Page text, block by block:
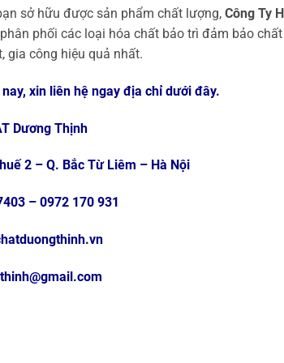
sở hữu được sản phẩm chất lượng, Công Ty
phối các loại hóa chất bảo trì đảm bảo chất
gia công hiệu quả nhất.
xin liên hệ ngay địa chỉ dưới đây.
Dương Thịnh
2 – Q. Bắc Từ Liêm – Hà Nội
– 0972 170 931